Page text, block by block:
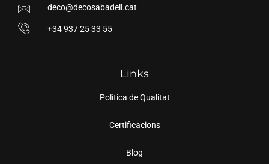
deco@decosabadell.cat
+34 937 25 33 55
Links
Política de Qualitat
Certificacions
Blog